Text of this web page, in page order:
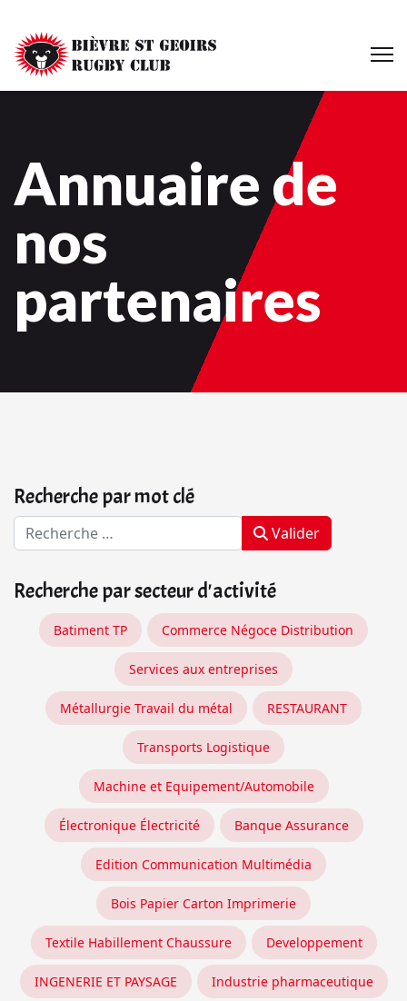
Annuaire de
nos
partenaires
Recherche par mot clé
Valider
Recherche par secteur d'activité
Batiment TP Commerce Négoce Distribution
Services aux entreprises
Métallurgie Travail du métal RESTAURANT
Transports Logistique
Machine et Equipement/Automobile
Électronique Électricité Banque Assurance
Edition Communication Multimédia
Bois Papier Carton Imprimerie
Textile Habillement Chaussure Developpement
INGENERIE ET PAYSAGE Industrie pharmaceutique